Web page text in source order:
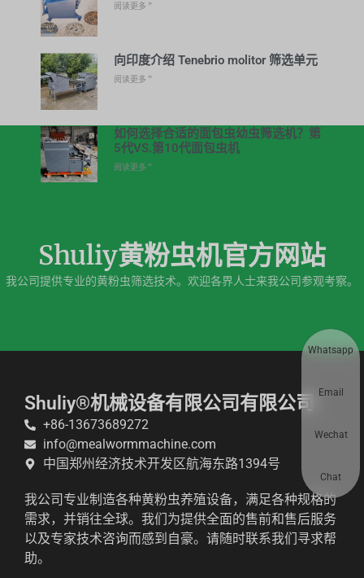
阅读更多 ”
向印度介绍 Tenebrio molitor 筛选单元
阅读更多 ”
如何选择合适的面包虫幼虫筛选机？第
5代VS.第10代面包虫机
阅读更多 ”
Shuliy黄粉虫机官方网站
我公司提供专业的黄粉虫筛选技术。欢迎各界人士来我公司参观考察。
Shuliy®机械设备有限公司有限公司
+86-13673689272
info@mealwormmachine.com
中国郑州经济技术开发区航海东路1394号
我公司专业制造各种黄粉虫养殖设备，满足各种规格的
需求，并销往全球。我们为提供全面的售前和售后服务
以及专家技术咨询而感到自豪。请随时联系我们寻求帮
助。
Whatsapp
Email
Wechat
Chat